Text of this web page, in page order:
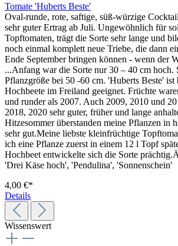
Tomate 'Huberts Beste'
Oval-runde, rote, saftige, süß-würzige
sehr guter Ertrag ab Juli. Ungewöhnlich für
Topftomaten, trägt die Sorte sehr lange und
noch einmal komplett neue Triebe, die dann
Ende September bringen können - wenn der
...Anfang war die Sorte nur 30 – 40 cm hoch.
Pflanzgröße bei 50 -60 cm. 'Huberts Beste' ist
Hochbeete im Freiland geeignet. Früchte
und runder als 2007. Auch 2009, 2010 und
2018, 2020 sehr guter, früher und lange
Hitzesommer überstanden meine Pflanzen in
sehr gut.Meine liebste klein­früchtige
ich eine Pflanze zuerst in einem 12 l Topf
Hochbeet entwickelte sich die Sorte
'Drei Käse hoch', 'Pendulina', 'Sonnenschein'
4,00 €*
Details
Wissenswert